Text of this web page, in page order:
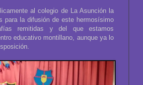
al colegio de La Asunción la
para la difusión de este hermosísimo
remitidas y del que estamos
educativo montillano, aunque ya lo